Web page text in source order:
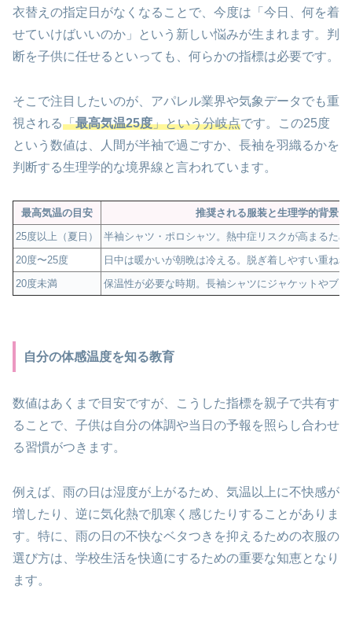
衣替えの指定日がなくなることで、今度は「今日、何を着
せていけばいいのか」という新しい悩みが生まれます。判
断を子供に任せるといっても、何らかの指標は必要です。
そこで注目したいのが、アパレル業界や気象データでも重
視される「最高気温25度」という分岐点です。この25度
という数値は、人間が半袖で過ごすか、長袖を羽織るかを
判断する生理学的な境界線と言われています。
最高気温の目安
推奨される服装と生理学的背景
25度以上（夏日）
半袖シャツ・ポロシャツ。熱中症リスクが高まるた
20度〜25度
日中は暖かいが朝晩は冷える。脱ぎ着しやすい重ね着
20度未満
保温性が必要な時期。長袖シャツにジャケットやブレ
自分の体感温度を知る教育
数値はあくまで目安ですが、こうした指標を親子で共有す
ることで、子供は自分の体調や当日の予報を照らし合わせ
る習慣がつきます。
例えば、雨の日は湿度が上がるため、気温以上に不快感が
増したり、逆に気化熱で肌寒く感じたりすることがありま
す。特に、雨の日の不快なベタつきを抑えるための衣服の
選び方は、学校生活を快適にするための重要な知恵となり
ます。